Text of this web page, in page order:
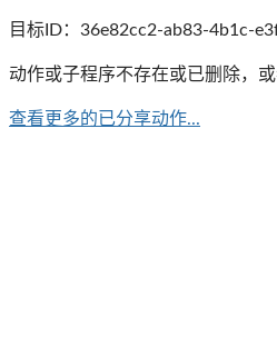
目标ID： 36e82cc2-ab83-4b1c-
动作或子程序不存在或已删除，或
查看更多的已分享动作...